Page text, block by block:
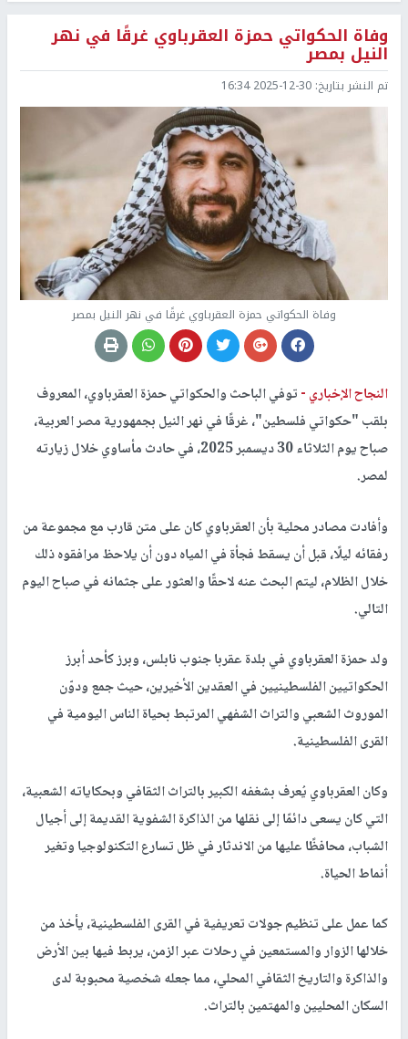
وفاة الحكواتي حمزة العقرباوي غرقًا في نهر
النيل بمصر
تم النشر بتاريخ: 2025-12-30 16:34
وفاة الحكواتي حمزة العقرباوي غرقًا في نهر النيل بمصر
النجاح الإخباري -توفي الباحث والحكواتي حمزة العقرباوي، المعروف
بلقب "حكواتي فلسطين"، غرقًا في نهر النيل بجمهورية مصر العربية،
صباح يوم الثلاثاء 30 ديسمبر 2025، في حادث مأساوي خلال زيارته
لمصر.
وأفادت مصادر محلية بأن العقرباوي كان على متن قارب مع مجموعة من
رفقائه ليلًا، قبل أن يسقط فجأة في المياه دون أن يلاحظ مرافقوه ذلك
خلال الظلام، ليتم البحث عنه لاحقًا والعثور على جثمانه في صباح اليوم
التالي.
ولد حمزة العقرباوي في بلدة عقربا جنوب نابلس، وبرز كأحد أبرز
الحكواتيين الفلسطينيين في العقدين الأخيرين، حيث جمع ودوّن
الموروث الشعبي والتراث الشفهي المرتبط بحياة الناس اليومية في
القرى الفلسطينية.
وكان العقرباوي يُعرف بشغفه الكبير بالتراث الثقافي وبحكاياته الشعبية،
التي كان يسعى دائمًا إلى نقلها من الذاكرة الشفوية القديمة إلى أجيال
الشباب، محافظًا عليها من الاندثار في ظل تسارع التكنولوجيا وتغير
أنماط الحياة.
كما عمل على تنظيم جولات تعريفية في القرى الفلسطينية، يأخذ من
خلالها الزوار والمستمعين في رحلات عبر الزمن، يربط فيها بين الأرض
والذاكرة والتاريخ الثقافي المحلي، مما جعله شخصية محبوبة لدى
السكان المحليين والمهتمين بالتراث.